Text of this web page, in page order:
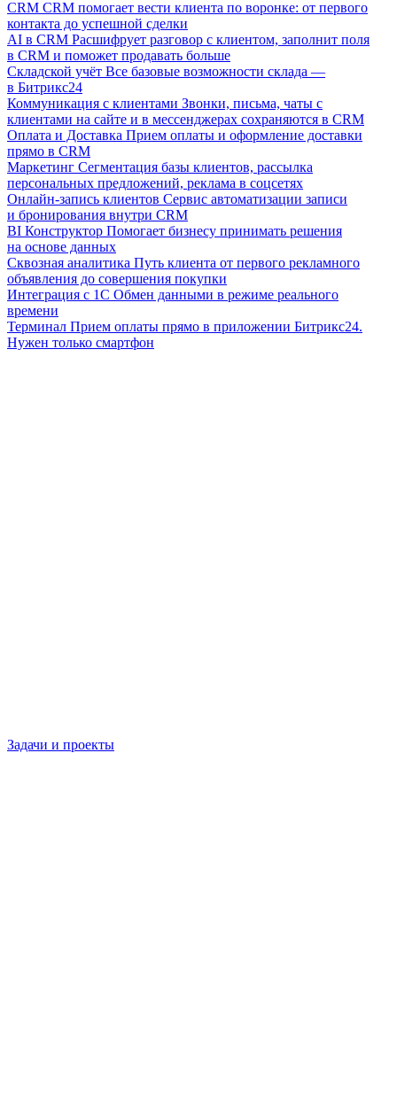
CRM CRM помогает вести клиента по воронке: от первого
контакта до успешной сделки
AI в CRM Расшифрует разговор с клиентом, заполнит поля
в CRM и поможет продавать больше
Складской учёт Все базовые возможности склада —
в Битрикс24
Коммуникация с клиентами Звонки, письма, чаты с
клиентами на сайте и в мессенджерах сохраняются в CRM
Оплата и Доставка Прием оплаты и оформление доставки
прямо в CRM
Маркетинг Сегментация базы клиентов, рассылка
персональных предложений, реклама в соцсетях
Онлайн-запись клиентов Сервис автоматизации записи
и бронирования внутри CRM
BI Конструктор Помогает бизнесу принимать решения
на основе данных
Сквозная аналитика Путь клиента от первого рекламного
объявления до совершения покупки
Интеграция с 1С Обмен данными в режиме реального
времени
Терминал Прием оплаты прямо в приложении Битрикс24.
Нужен только смартфон
Задачи и проекты